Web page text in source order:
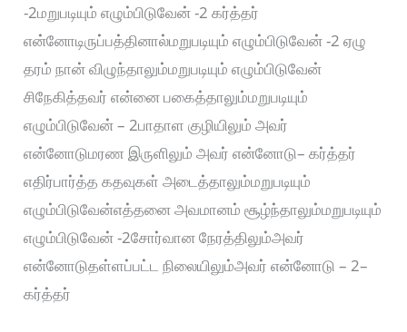
-2மறுபடியும் எழும்பிடுவேன் -2 கர்த்தர்
என்னோடிருப்பத்தினால்மறுபடியும் எழும்பிடுவேன் -2 ஏழு
தரம் நான் விழுந்தாலும்மறுபடியும் எழும்பிடுவேன்
சிநேகித்தவர் என்னை பகைத்தாலும்மறுபடியும்
எழும்பிடுவேன் – 2பாதாள குழியிலும் அவர்
என்னோடுமரண இருளிலும் அவர் என்னோடு– கர்த்தர்
எதிர்பார்த்த கதவுகள் அடைத்தாலும்மறுபடியும்
எழும்பிடுவேன்எத்தனை அவமானம் சூழ்ந்தாலும்மறுபடியும்
எழும்பிடுவேன் -2சோர்வான நேரத்திலும்அவர்
என்னோடுதள்ளப்பட்ட நிலையிலும்அவர் என்னோடு – 2–
கர்த்தர்